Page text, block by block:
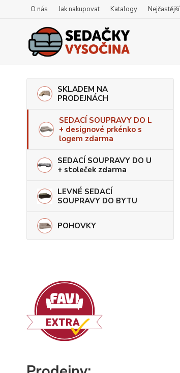
O nás Jak nakupovat Katalogy
SKLADEM NA
PRODEJNÁCH
SEDACÍ SOUPRAVY DO L
+ designové prkénko s
logem zdarma
SEDACÍ SOUPRAVY DO U
+ stoleček zdarma
LEVNÉ SEDACÍ
SOUPRAVY DO BYTU
POHOVKY